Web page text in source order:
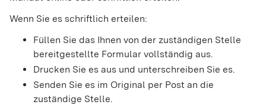
Wenn Sie es schriftlich erteilen:
Füllen Sie das Ihnen von der zuständigen Stelle
bereitgestellte Formular vollständig aus.
Drucken Sie es aus und unterschreiben Sie es.
Senden Sie es im Original per Post an die
zuständige Stelle.